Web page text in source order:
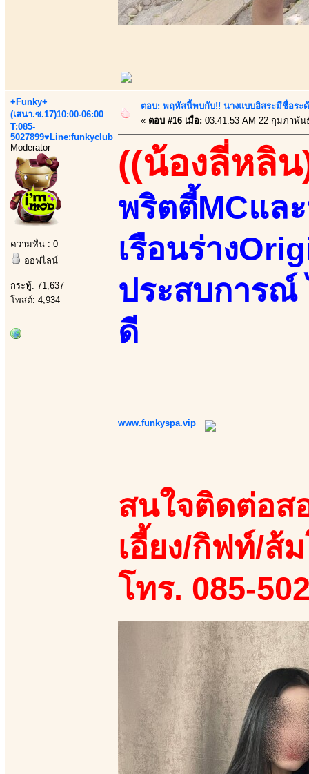
+Funky+
(เสนา.ซ.17)10:00-06:00
T:085-
5027899♥Line:funkyclub
Moderator
ความหื่น : 0
ออฟไลน์
กระทู้: 71,637
โพสต์: 4,934
ตอบ: พฤหัสนี้พบกับ!! นางแบบอิสระมีชื่อระ
« ตอบ #16 เมื่อ: 03:41:53 AM 22 กุมภาพัน
((น้องลี่หลิน
พริตตี้MCแล
เรือนร่าง
ประสบการณ์
ดี
www.funkyspa.vip
สนใจติดต่อส
เอี้ยง/กิฟท์/ส้
โทร. 085-